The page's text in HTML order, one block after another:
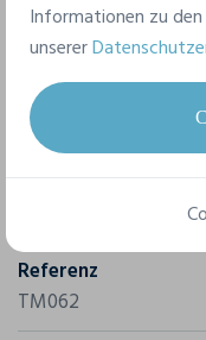
Merkmale
Marke
Referenz
TM062
Informationen zu
unserer